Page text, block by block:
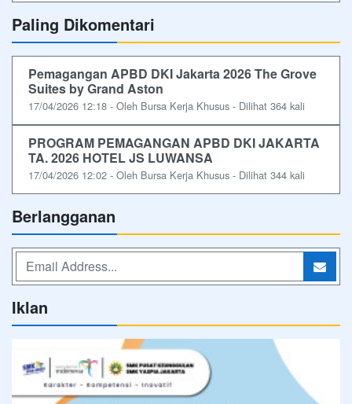
Paling Dikomentari
Pemagangan APBD DKI Jakarta 2026 The Grove
Suites by Grand Aston
17/04/2026 12:18 - Oleh Bursa Kerja Khusus - Dilihat 364 kali
PROGRAM PEMAGANGAN APBD DKI JAKARTA
TA. 2026 HOTEL JS LUWANSA
17/04/2026 12:02 - Oleh Bursa Kerja Khusus - Dilihat 344 kali
Berlangganan
Iklan